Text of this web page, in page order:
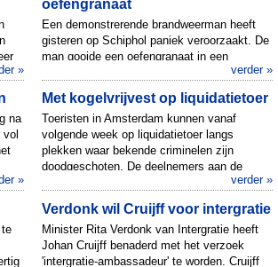
»
oefengranaat
Een demonstrerende brandweerman heeft
gisteren op Schiphol paniek veroorzaakt. De
man gooide een oefengranaat in een
verder »
na
»
Met kogelvrijvest op liquidatietoer
Toeristen in Amsterdam kunnen vanaf
volgende week op liquidatietoer langs
plekken waar bekende criminelen zijn
doodgeschoten. De deelnemers aan de
verder »
Verdonk wil Cruijff voor intergratie
Minister Rita Verdonk van Intergratie heeft
Johan Cruijff benaderd met het verzoek
'intergratie-ambassadeur' te worden. Cruijff